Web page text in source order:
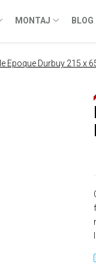
MONTAJ BLOG
Epoque Durbuy 215 x